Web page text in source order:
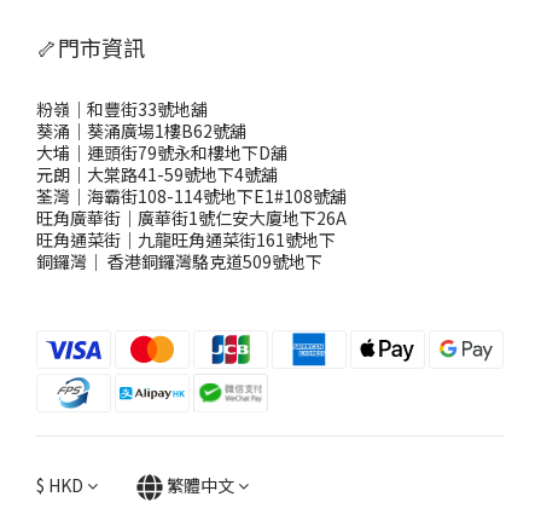
🦴門市資訊
粉嶺｜和豐街33號地舖
葵涌｜葵涌廣場1樓B62號舖
大埔｜運頭街79號永和樓地下D舖
元朗｜大棠路41-59號地下4號舖
荃灣｜海霸街108-114號地下E1#108號舖
旺角廣華街｜廣華街1號仁安大廈地下26A
旺角通菜街｜九龍旺角通菜街161號地下
銅鑼灣 ｜ 香港銅鑼灣駱克道509號地下
$ HKD 繁體中文